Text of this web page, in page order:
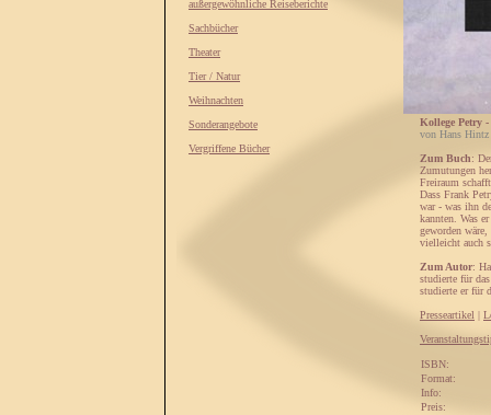
außergewöhnliche Reiseberichte
Sachbücher
Theater
Tier / Natur
Weihnachten
Sonderangebote
Vergriffene Bücher
Kollege Petry
von Hans Hintz
Zum Buch:
Zumutungen
Freiraum
Dass Frank
war - was ihn
kannten. Was
geworden
vielleicht auch
Zum Autor:
studierte für
studierte er für
Presseartikel |
ISBN:
Format:
Info:
Preis: